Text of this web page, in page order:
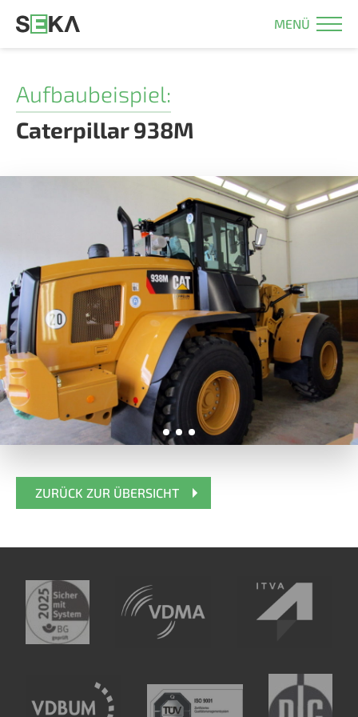
MENÜ
Aufbaubeispiel:
Caterpillar 938M
ZURÜCK ZUR ÜBERSICHT